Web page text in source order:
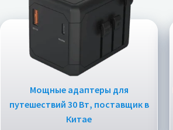
Мощные адаптеры для
путешествий 30 Вт, поставщик в
Китае